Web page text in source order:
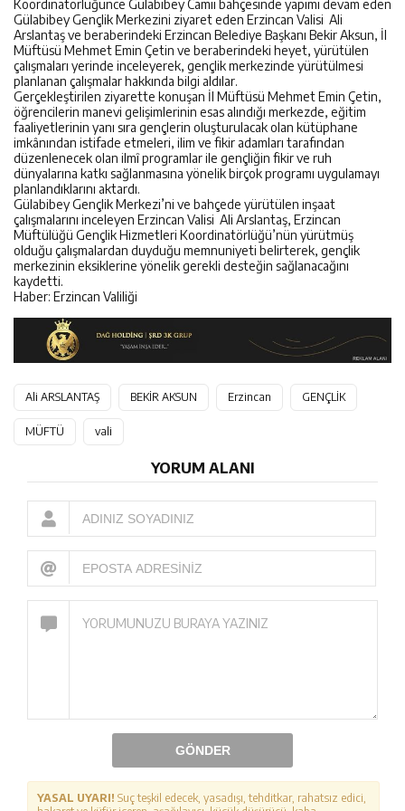
Koordinatörlüğünce Gülabibey Camii bahçesinde yapımı devam eden
Gülabibey Gençlik Merkezini ziyaret eden Erzincan Valisi Ali
Arslantaş ve beraberindeki Erzincan Belediye Başkanı Bekir Aksun, İl
Müftüsü Mehmet Emin Çetin ve beraberindeki heyet, yürütülen
çalışmaları yerinde inceleyerek, gençlik merkezinde yürütülmesi
planlanan çalışmalar hakkında bilgi aldılar.
Gerçekleştirilen ziyarette konuşan İl Müftüsü Mehmet Emin Çetin,
öğrencilerin manevi gelişimlerinin esas alındığı merkezde, eğitim
faaliyetlerinin yanı sıra gençlerin oluşturulacak olan kütüphane
imkânından istifade etmeleri, ilim ve fikir adamları tarafından
düzenlenecek olan ilmî programlar ile gençliğin fikir ve ruh
dünyalarına katkı sağlanmasına yönelik birçok programı uygulamayı
planlandıklarını aktardı.
Gülabibey Gençlik Merkezi’ni ve bahçede yürütülen inşaat
çalışmalarını inceleyen Erzincan Valisi Ali Arslantaş, Erzincan
Müftülüğü Gençlik Hizmetleri Koordinatörlüğü’nün yürütmüş
olduğu çalışmalardan duyduğu memnuniyeti belirterek, gençlik
merkezinin eksiklerine yönelik gerekli desteğin sağlanacağını
kaydetti.
Haber: Erzincan Valiliği
Ali ARSLANTAŞ BEKİR AKSUN Erzincan GENÇLİK
MÜFTÜ vali
YORUM ALANI
GÖNDER
YASAL UYARI! Suç teşkil edecek, yasadışı, tehditkar, rahatsız edici,